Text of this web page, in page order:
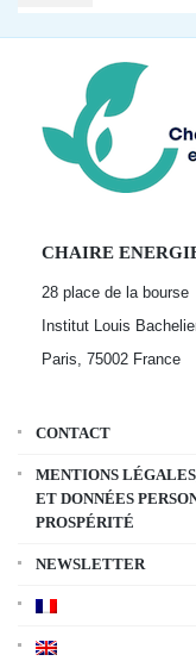
CHAIRE
28 place de la bourse
Institut Louis
Paris, 75002 France
CONTACT
MENTIONS
ET DONNÉES
PROSPÉRITÉ
NEWSLETTER